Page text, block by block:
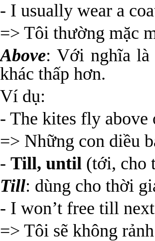
- I usually wear a
=> Tôi thường mặc
Above: Với nghĩa là
khác thấp hơn.
Ví dụ:
- The kites fly above
=> Những con diều
- Till, until (tới, cho
Till: dùng cho thời
- I won’t free till
=> Tôi sẽ không